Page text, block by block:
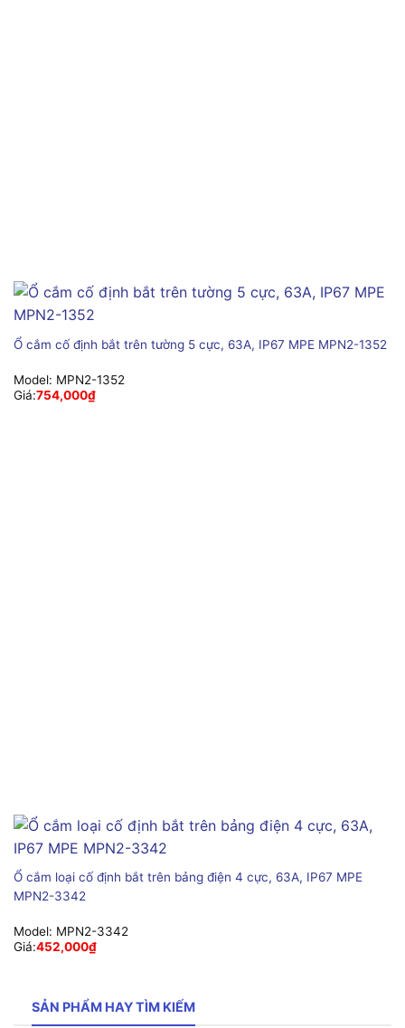
Ổ cắm cố định bắt trên tường 5 cực, 63A, IP67 MPE MPN2-1352
Model: MPN2-1352
Giá:754,000₫
Ổ cắm loại cố định bắt trên bảng điện 4 cực, 63A, IP67 MPE
MPN2-3342
Model: MPN2-3342
Giá:452,000₫
SẢN PHẨM HAY TÌM KIẾM